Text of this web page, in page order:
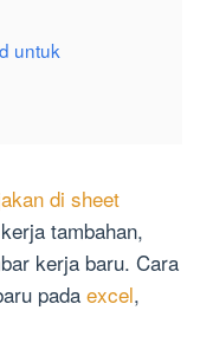
untuk
di sheet
tambahan,
kerja baru. Cara
pada excel,